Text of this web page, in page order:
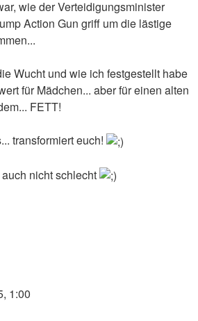
wie der Verteidigungsminister
Action Gun griff um die lästige
Wucht und wie ich festgestellt habe
für Mädchen... aber für einen alten
FETT!
transformiert euch!
nicht schlecht
1:00